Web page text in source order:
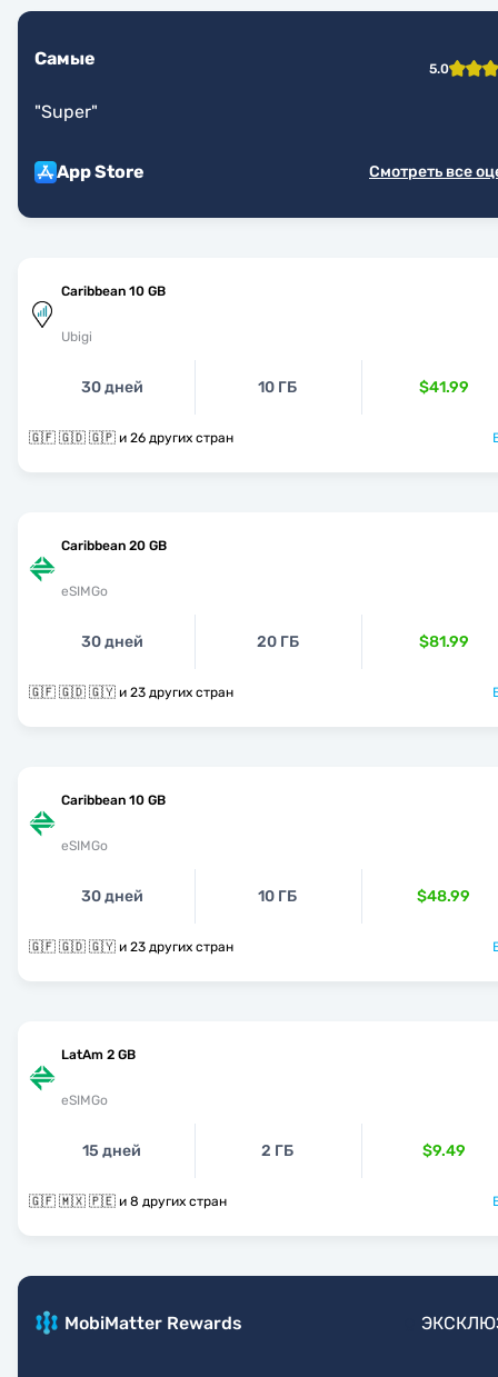
Самые 5.0
"Super"
App Store Смотреть все
Caribbean 10 GB
Ubigi
30 дней 10 ГБ $41.99
🇬🇫 🇬🇩 🇬🇵 и 26 других стран
Caribbean 20 GB
eSIMGo
30 дней 20 ГБ $81.99
🇬🇫 🇬🇩 🇬🇾 и 23 других стран
Caribbean 10 GB
eSIMGo
30 дней 10 ГБ $48.99
🇬🇫 🇬🇩 🇬🇾 и 23 других стран
LatAm 2 GB
eSIMGo
15 дней 2 ГБ $9.49
🇬🇫 🇲🇽 🇵🇪 и 8 других стран
MobiMatter Rewards